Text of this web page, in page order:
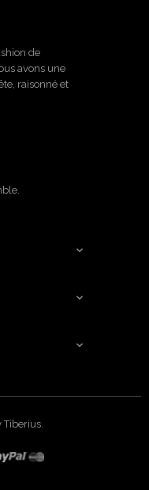
de
avons une
raisonné et


